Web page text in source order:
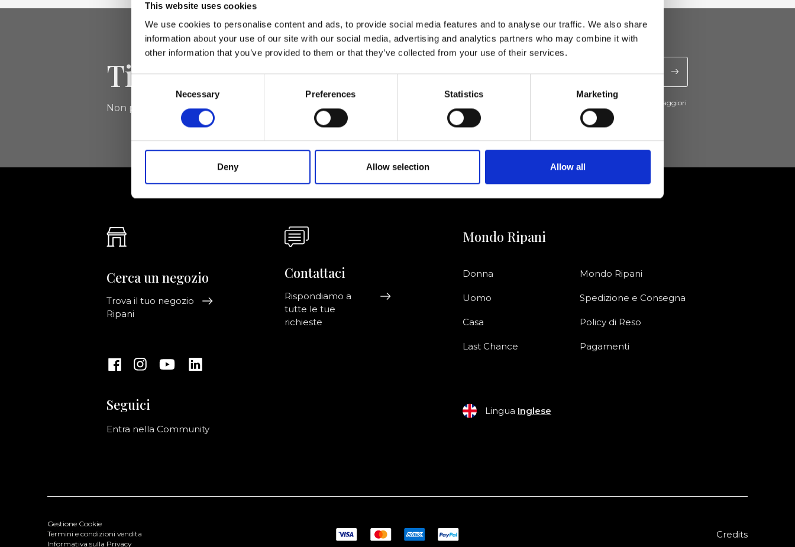
This website uses cookies
We use cookies to personalise content and ads, to provide social media features and to analyse our traffic. We also share
information about your use of our site with our social media, advertising and analytics partners who may combine it with
other information that you’ve provided to them or that they’ve collected from your use of their services.
Necessary Preferences Statistics Marketing
Deny Allow selection Allow all
Tieniti aggiornato
Non perdere le novità di Ripani, iscriviti alla newsletter!
Acconsento a ricevere novità e promo da Ripani. Per maggiori
informazioni consulta la
Privacy Policy.
Cerca un negozio
Trova il tuo negozio
Ripani
Seguici
Entra nella Community
Contattaci
Rispondiamo a
tutte le tue
richieste
Mondo Ripani
Donna
Uomo
Casa
Last Chance
Mondo Ripani
Spedizione e Consegna
Policy di Reso
Pagamenti
Lingua Inglese
Gestione Cookie
Termini e condizioni vendita
Informativa sulla Privacy
Credits